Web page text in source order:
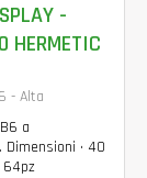
-
HERMETIC
- Alta
a
• 40
64pz